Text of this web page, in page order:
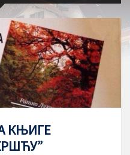
КЊИГЕ